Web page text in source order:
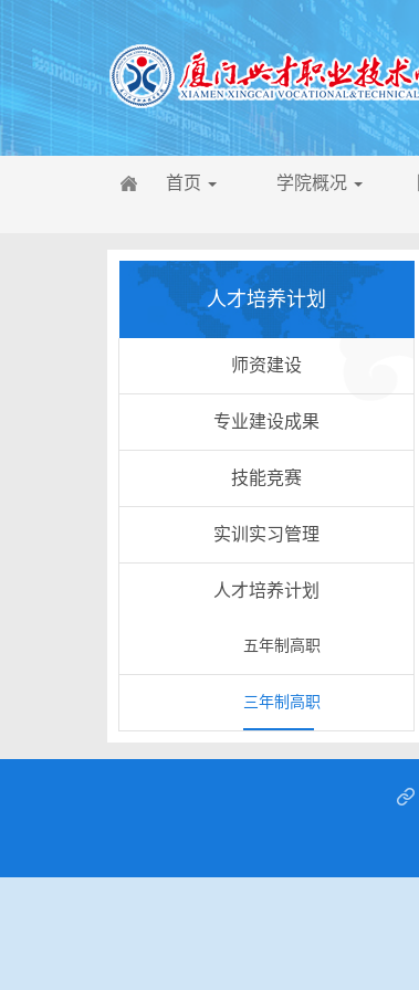
首页 学院概况
人才培养计划
师资建设
专业建设成果
技能竞赛
实训实习管理
人才培养计划
五年制高职
三年制高职